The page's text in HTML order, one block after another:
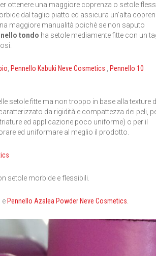
ottenere una maggiore coprenza o setole
dal taglio piatto ed assicura un’alta
maggiore manualità poichè se non saputo
tondo ha setole mediamente fitte con un
Pennello Kabuki Neve Cosmetics
Pennello 10
setole fitte ma non troppo in base alla texture
caratterizzato da rigidità e compattezza dei peli,
ed applicazione poco uniforme) o per il
ed uniformare al meglio il prodotto.
setole morbide e flessibili.
e Pennello Azalea Powder Neve Cosmetics